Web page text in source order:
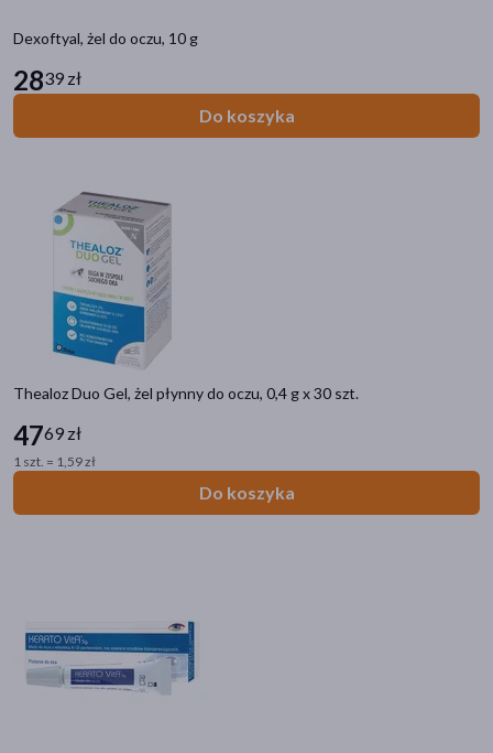
Dexoftyal, żel do oczu, 10 g
2839 zł
Do koszyka
Thealoz Duo Gel, żel płynny do oczu, 0,4 g x 30 szt.
4769 zł
1 szt. = 1,59 zł
Do koszyka